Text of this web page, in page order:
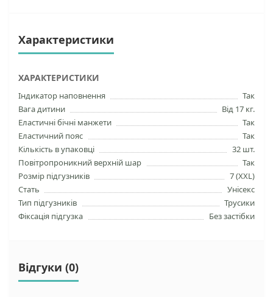
Характеристики
ХАРАКТЕРИСТИКИ
Індикатор наповнення
Так
Вага дитини
Від 17 кг.
Еластичні бічні манжети
Так
Еластичний пояс
Так
Кількість в упаковці
32 шт.
Повітропроникний верхній шар
Так
Розмір підгузників
7 (XXL)
Стать
Унісекс
Тип підгузників
Трусики
Фіксація підгузка
Без застібки
Відгуки (0)